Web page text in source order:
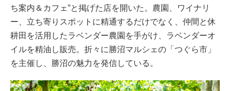
ち案内＆カフェ”と掲げた店を開いた。農園、ワイナリ
ー、立ち寄りスポットに精通するだけでなく、仲間と休
耕田を活用したラベンダー農園を手がけ、ラベンダーオ
イルを精油し販売。折々に勝沼マルシェの「つぐら市」
を主催し、勝沼の魅力を発信している。